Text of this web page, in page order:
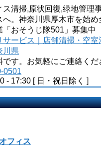
ス清掃,原状回復,緑地管理
へ。神奈川県厚木市を始
「おそうじ隊501」募集中
です。お気軽にご連絡くだ
0501
- 17:30 [ 日・祝日除く ]
フィス